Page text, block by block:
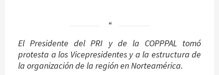
El Presidente del PRI y de la COPPPAL tomó
protesta a los Vicepresidentes y a la estructura de
la organización de la región en Norteamérica.